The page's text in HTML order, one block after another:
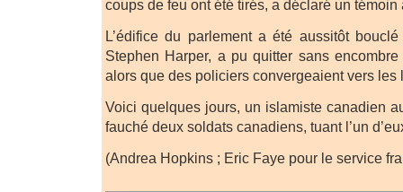
coups de feu ont été tirés, a déclaré un témoin
L’édifice du parlement a été aussitôt
Stephen Harper, a pu quitter sans encombre
alors que des policiers convergeaient vers les
Voici quelques jours, un islamiste canadien
fauché deux soldats canadiens, tuant l’un
(Andrea Hopkins ; Eric Faye pour le service